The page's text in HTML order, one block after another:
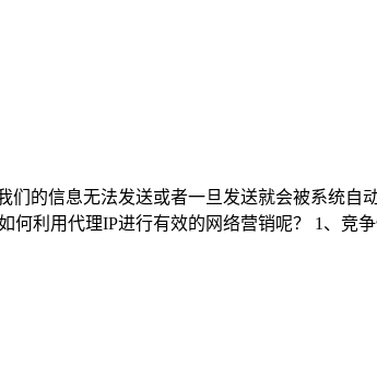
的信息无法发送或者一旦发送就会被系统自
利用代理IP进行有效的网络营销呢？ 1、竞